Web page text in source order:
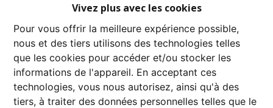
Vivez plus avec les cookies
Pour vous offrir la meilleure expérience possible,
nous et des tiers utilisons des technologies telles
que les cookies pour accéder et/ou stocker les
informations de l'appareil. En acceptant ces
technologies, vous nous autorisez, ainsi qu'à des
tiers, à traiter des données personnelles telles que le
À Vendre À Louer